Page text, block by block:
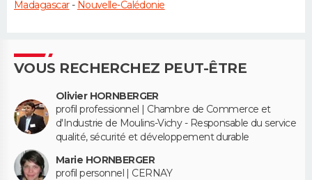
Madagascar- Nouvelle-Calédonie
VOUS RECHERCHEZ PEUT-ÊTRE
Olivier HORNBERGER
profil professionnel | Chambre de Commerce et
d'Industrie de Moulins-Vichy - Responsable du service
qualité, sécurité et développement durable
Marie HORNBERGER
profil personnel | CERNAY